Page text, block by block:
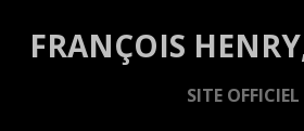
FRANÇOIS
SITE OFFICIEL